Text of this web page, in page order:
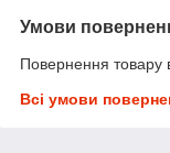
Умови
Повернення товару
Всі умови